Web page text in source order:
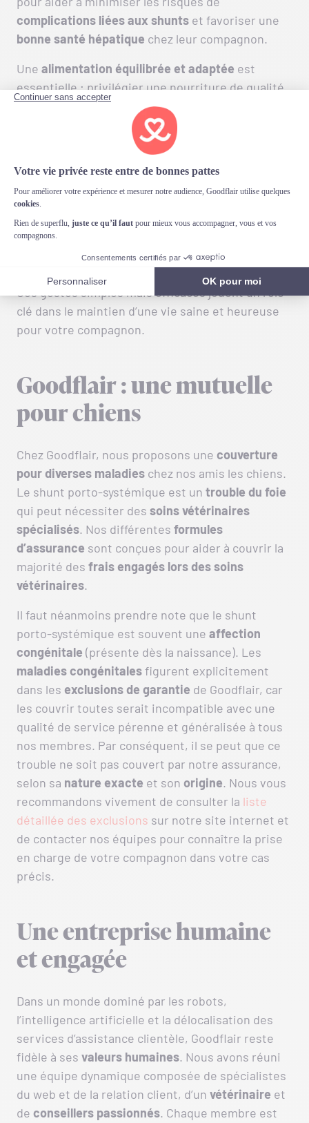
complications liées aux shunts et favoriser une
bonne santé hépatique chez leur compagnon.
Une alimentation équilibrée et adaptée est
essentielle ; privilégier une nourriture de qualité,
faible en protéines
si recommandé par votre
vétérinaire, peut contribuer au bien-être du foie.
suivi vétérinaire régulier
avant-coureur de
problèmes hépatiques
autres maladies pouvant affecter la santé de votre
boule de poils. Enfin, éviter l’exposition à des
substances toxiques ou nocives
l’environnement quotidien du chien aide à
Ces gestes simples mais efficaces jouent un rôle
clé dans le maintien d’une vie saine et heureuse
pour votre compagnon.
Goodflair : une mutuelle
pour chiens
Chez Goodflair, nous proposons une couverture
pour diverses maladies chez nos amis les chiens.
Le shunt porto-systémique est un trouble du foie
qui peut nécessiter des soins vétérinaires
spécialisés. Nos différentes formules
d’assurance sont conçues pour aider à couvrir la
majorité des frais engagés lors des soins
vétérinaires.
Il faut néanmoins prendre note que le shunt
porto-systémique est souvent une affection
congénitale (présente dès la naissance). Les
maladies congénitalesfigurent explicitement
dans les exclusions de garantie de Goodflair, car
les couvrir toutes serait incompatible avec une
qualité de service pérenne et généralisée à tous
nos membres. Par conséquent, il se peut que ce
trouble ne soit pas couvert par notre assurance,
selon sa nature exacte et son origine. Nous vous
recommandons vivement de consulter la liste
détaillée des exclusions sur notre site internet et
de contacter nos équipes pour connaître la prise
en charge de votre compagnon dans votre cas
précis.
Une entreprise humaine
et engagée
Dans un monde dominé par les robots,
l’intelligence artificielle et la délocalisation des
services d’assistance clientèle, Goodflair reste
fidèle à ses valeurs humaines. Nous avons réuni
une équipe dynamique composée de spécialistes
du web et de la relation client, d’un vétérinaire et
de conseillers passionnés. Chaque membre est